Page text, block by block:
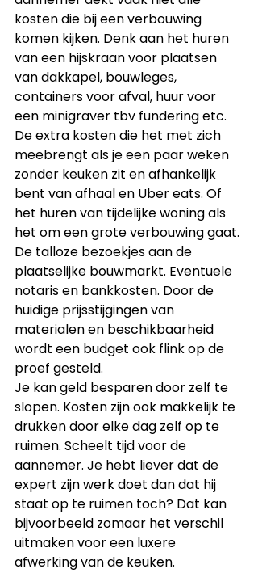
kosten die bij een verbouwing
komen kijken. Denk aan het huren
van een hijskraan voor plaatsen
van dakkapel, bouwleges,
containers voor afval, huur voor
een minigraver tbv fundering etc.
De extra kosten die het met zich
meebrengt als je een paar weken
zonder keuken zit en afhankelijk
bent van afhaal en Uber eats. Of
het huren van tijdelijke woning als
het om een grote verbouwing gaat.
De talloze bezoekjes aan de
plaatselijke bouwmarkt. Eventuele
notaris en bankkosten. Door de
huidige prijsstijgingen van
materialen en beschikbaarheid
wordt een budget ook flink op de
proef gesteld.
Je kan geld besparen door zelf te
slopen. Kosten zijn ook makkelijk te
drukken door elke dag zelf op te
ruimen. Scheelt tijd voor de
aannemer. Je hebt liever dat de
expert zijn werk doet dan dat hij
staat op te ruimen toch? Dat kan
bijvoorbeeld zomaar het verschil
uitmaken voor een luxere
afwerking van de keuken.